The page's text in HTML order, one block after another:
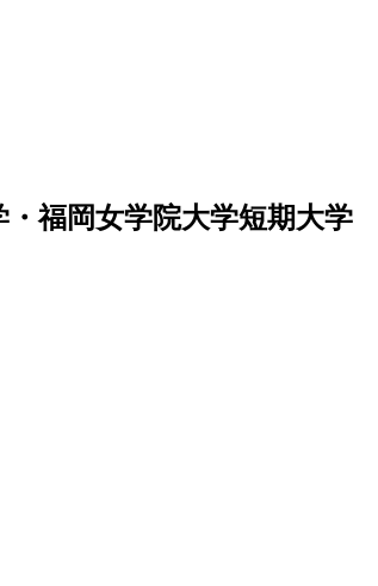
福岡女学院大学短期大学